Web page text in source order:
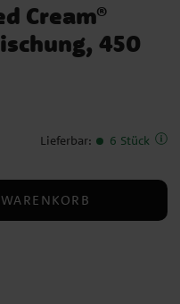
Cream®
450
Lieferbar: 6 Stück